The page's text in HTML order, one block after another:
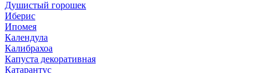
Душистый горошек
Иберис
Ипомея
Календула
Калибрахоа
Капуста декоративная
Катарантус